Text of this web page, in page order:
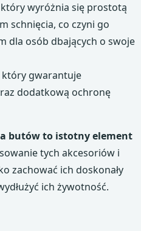
wyróżnia się prostotą
schnięcia, co czyni go
dla osób dbających o swoje
gwarantuje
dodatkową ochronę
butów to istotny element
tych akcesoriów i
zachować ich doskonały
ich żywotność.